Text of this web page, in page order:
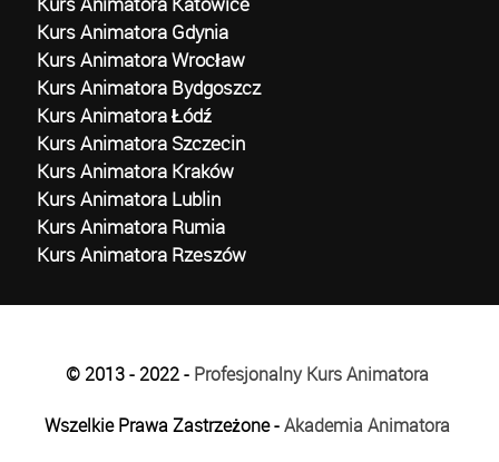
Kurs Animatora Gdynia
Kurs Animatora Wrocław
Kurs Animatora Bydgoszcz
Kurs Animatora Łódź
Kurs Animatora Szczecin
Kurs Animatora Kraków
Kurs Animatora Lublin
Kurs Animatora Rumia
Kurs Animatora Rzeszów
© 2013 - 2022 - Profesjonalny Kurs Animatora
Wszelkie Prawa Zastrzeżone -Akademia Animatora